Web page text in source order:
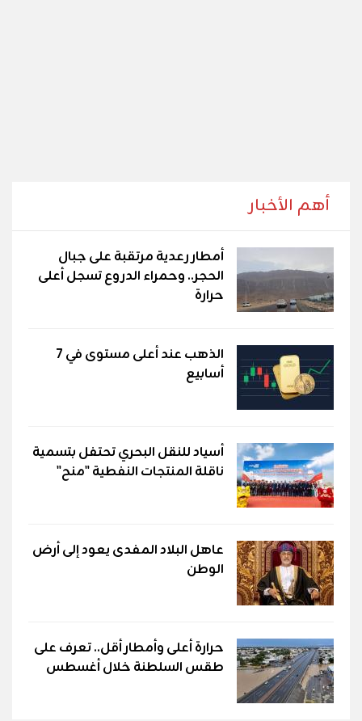
أهم الأخبار
أمطار رعدية مرتقبة على جبال
الحجر.. وحمراء الدروع تسجل أعلى
حرارة
الذهب عند أعلى مستوى في 7
أسابيع
أسياد للنقل البحري تحتفل بتسمية
ناقلة المنتجات النفطية "منح"
عاهل البلاد المفدى يعود إلى أرض
الوطن
حرارة أعلى وأمطار أقل.. تعرف على
طقس السلطنة خلال أغسطس